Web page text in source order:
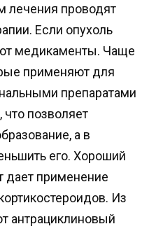
лечения проводят
Если опухоль
медикаменты. Чаще
применяют для
препаратами
позволяет
а в
его. Хороший
дает применение
Из
антрациклиновый